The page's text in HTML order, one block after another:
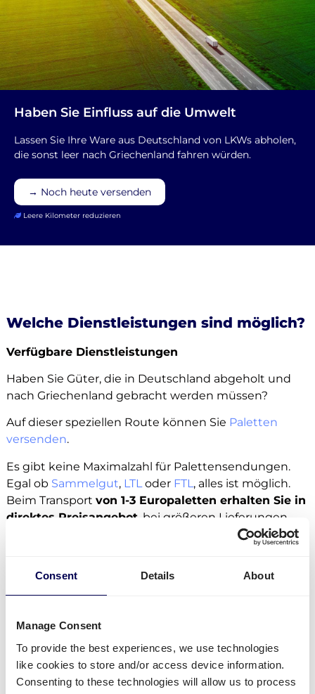
Consent Details About
Manage Consent
To provide the best experiences, we use technologies
like cookies to store and/or access device information.
Consenting to these technologies will allow us to process
Haben Sie Einfluss auf die Umwelt
Lassen Sie Ihre Ware aus Deutschland von LKWs abholen,
die sonst leer nach Griechenland fahren würden.
→ Noch heute versenden
Leere Kilometer reduzieren
Welche Dienstleistungen sind möglich?
Verfügbare Dienstleistungen
Haben Sie Güter, die in Deutschland abgeholt und
nach Griechenland gebracht werden müssen?
Auf dieser speziellen Route können Sie Paletten
versenden.
Es gibt keine Maximalzahl für Palettensendungen.
Egal ob Sammelgut, LTLoder FTL, alles ist möglich.
Beim Transport von 1-3 Europaletten erhalten Sie in
direktes Preisangebot, bei größeren Lieferungen
können Sie ein Angebot über die Plattform
Paletten können als halbe Palette, Europalette,
Blockpaletteund individuelle Paletten nach
Distributionszentrenversenden, ebenso wie an
Zalando Lageroder Bol.com.